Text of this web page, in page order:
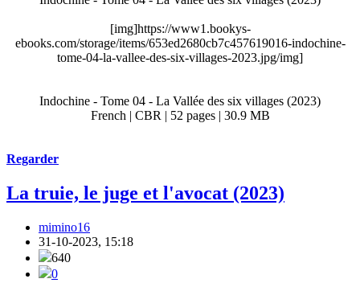
[img]https://www1.bookys-
ebooks.com/storage/items/653ed2680cb7c457619016-indochine-
tome-04-la-vallee-des-six-villages-2023.jpg/img]
Indochine - Tome 04 - La Vallée des six villages (2023)
French | CBR | 52 pages | 30.9 MB
Regarder
La truie, le juge et l'avocat (2023)
mimino16
31-10-2023, 15:18
640
0